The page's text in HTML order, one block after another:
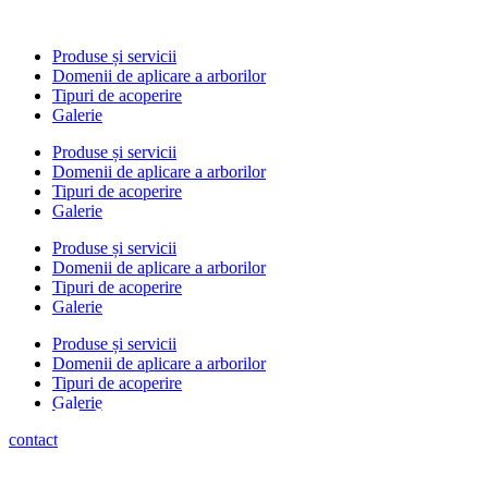
Produse și servicii
Domenii de aplicare a arborilor
Tipuri de acoperire
Galerie
Produse și servicii
Domenii de aplicare a arborilor
Tipuri de acoperire
Galerie
Produse și servicii
Domenii de aplicare a arborilor
Tipuri de acoperire
Galerie
Produse și servicii
Domenii de aplicare a arborilor
Tipuri de acoperire
Galerie
contactRestaurare și producție
Tehnologie modernă și